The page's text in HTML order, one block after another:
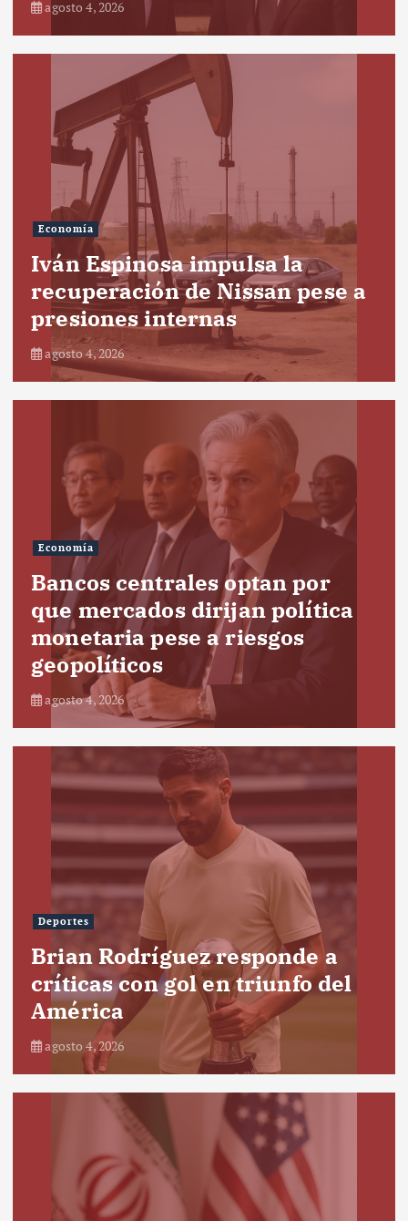
agosto 4, 2026
Economía
Iván Espinosa impulsa la
recuperación de Nissan pese a
presiones internas
agosto 4, 2026
Economía
Bancos centrales optan por
que mercados dirijan política
monetaria pese a riesgos
geopolíticos
agosto 4, 2026
Deportes
Brian Rodríguez responde a
críticas con gol en triunfo del
América
agosto 4, 2026